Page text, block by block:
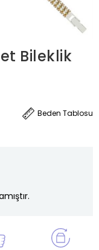
Bileklik
Beden Tablosu